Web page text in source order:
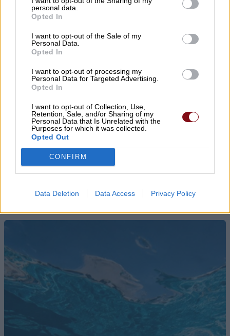
personal data.
Opted In
I want to opt-out of the Sale of my
Personal Data.
Opted In
I want to opt-out of processing my
Personal Data for Targeted Advertising.
Opted In
I want to opt-out of Collection, Use,
Retention, Sale, and/or Sharing of my
Personal Data that Is Unrelated with the
Purposes for which it was collected.
Opted Out
CONFIRM
Data Deletion Data Access Privacy Policy
▌ΤΕΛΕΥΤΑΙΑ ΝΕΑ